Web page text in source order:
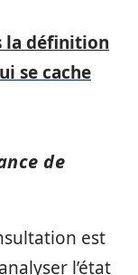
la définition
se cache
de
est
l’état